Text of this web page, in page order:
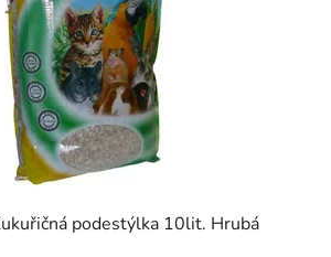
podestýlka 10lit. Hrubá